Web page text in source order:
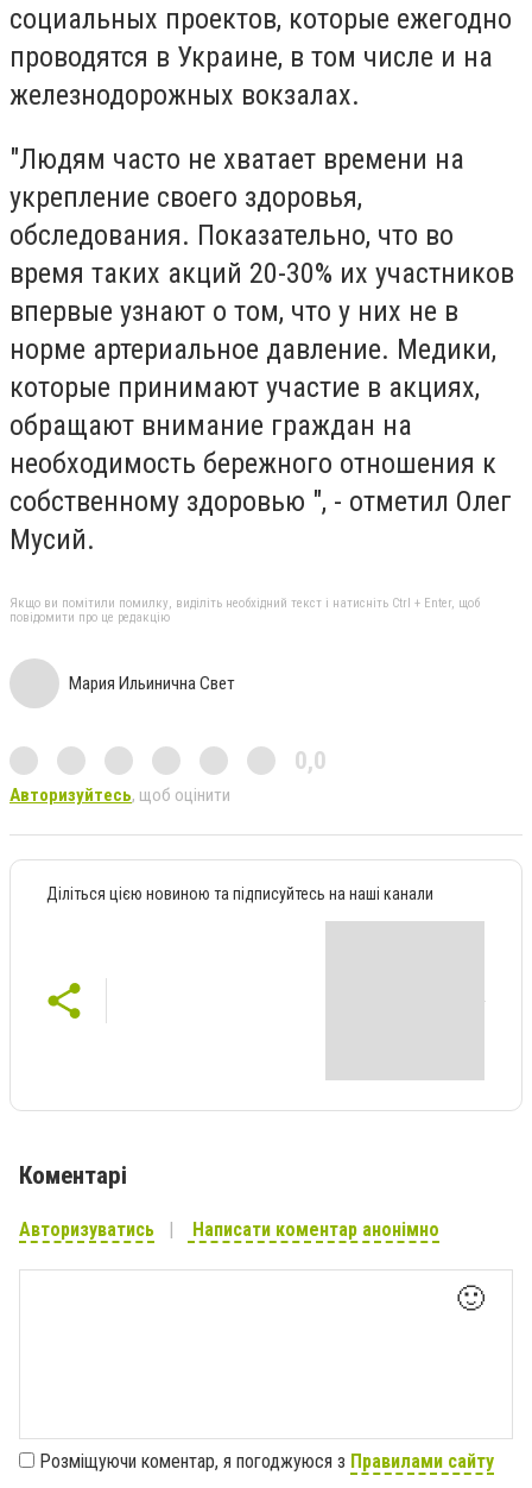
социальных проектов, которые ежегодно
проводятся в Украине, в том числе и на
железнодорожных вокзалах.
"Людям часто не хватает времени на
укрепление своего здоровья,
обследования. Показательно, что во
время таких акций 20-30% их участников
впервые узнают о том, что у них не в
норме артериальное давление. Медики,
которые принимают участие в акциях,
обращают внимание граждан на
необходимость бережного отношения к
собственному здоровью ", - отметил Олег
Мусий.
Якщо ви помітили помилку, виділіть необхідний текст і натисніть Ctrl + Enter, щоб
повідомити про це редакцію
Мария Ильинична Свет
0,0
Авторизуйтесь, щоб оцінити
Діліться цією новиною та підписуйтесь на наші канали
Коментарі
Авторизуватись Написати коментар анонімно
🙂
Розміщуючи коментар, я погоджуюся з Правилами сайту